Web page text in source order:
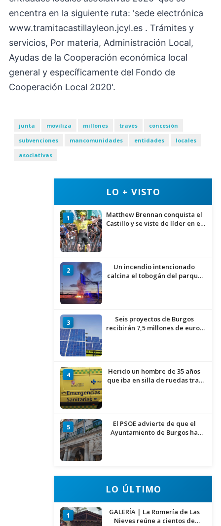
encentra en la siguiente ruta: 'sede electrónica
www.tramitacastillayleon.jcyl.es . Trámites y
servicios, Por materia, Administración Local,
Ayudas de la Cooperación económica local
general y específicamente del Fondo de
Cooperación Local 2020'.
junta moviliza millones través
concesión
subvenciones
mancomunidades entidades
locales
asociativas
LO + VISTO
1
Matthew Brennan conquista el
Castillo y se viste de líder en el
2
Un incendio intencionado
calcina el tobogán del parque
3
Seis proyectos de Burgos
recibirán 7,5 millones de euros
4
Herido un hombre de 35 años
que iba en silla de ruedas tras
5
El PSOE advierte de que el
Ayuntamiento de Burgos ha
LO ÚLTIMO
1
GALERÍA | La Romería de Las
Nieves reúne a cientos de